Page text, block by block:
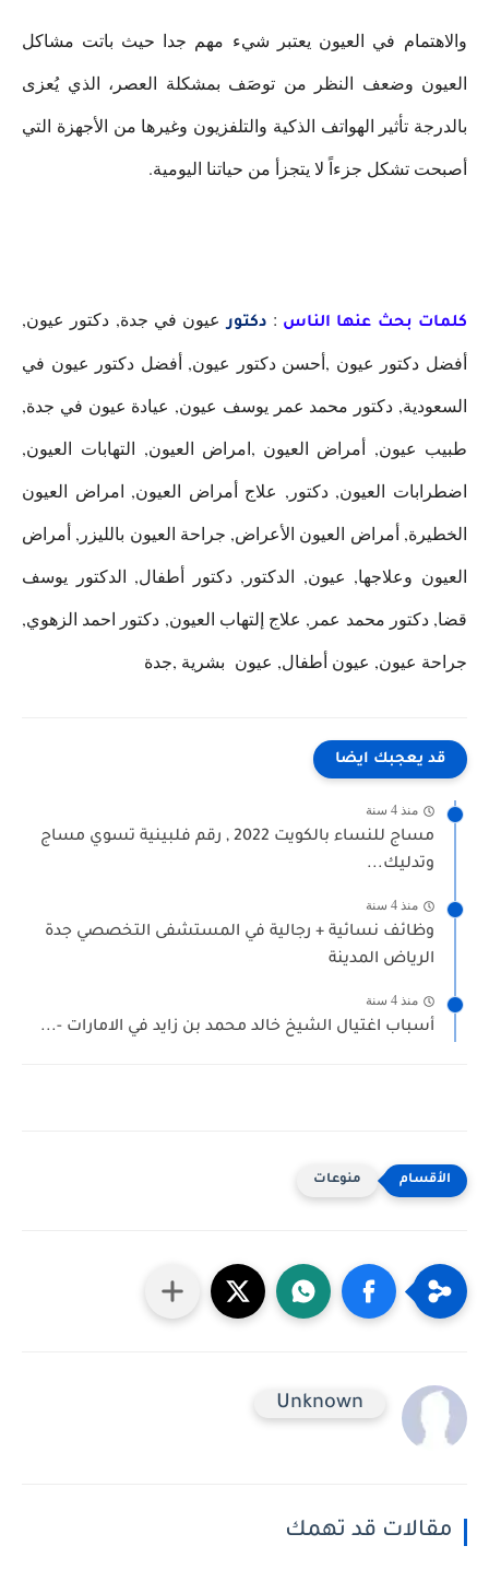
والاهتمام في العيون يعتبر شيء مهم جدا حيث باتت مشاكل
العيون وضعف النظر من توصَف بمشكلة العصر، الذي يُعزى
بالدرجة تأثير الهواتف الذكية والتلفزيون وغيرها من الأجهزة التي
أصبحت تشكل جزءاً لا يتجزأ من حياتنا اليومية.
كلمات بحث عنها الناس : دكتور عيون في جدة, دكتور عيون,
أفضل دكتور عيون ,أحسن دكتور عيون, أفضل دكتور عيون في
السعودية, دكتور محمد عمر يوسف عيون, عيادة عيون في جدة,
طبيب عيون, أمراض العيون ,امراض العيون, التهابات العيون,
اضطرابات العيون, دكتور, علاج أمراض العيون, امراض العيون
الخطيرة, أمراض العيون الأعراض, جراحة العيون بالليزر, أمراض
العيون وعلاجها, عيون, الدكتور, دكتور أطفال, الدكتور يوسف
قضا, دكتور محمد عمر, علاج إلتهاب العيون, دكتور احمد الزهوي,
جراحة عيون, عيون أطفال, عيون بشرية ,جدة
قد يعجبك ايضا
منذ 4 سنة
مساج للنساء بالكويت 2022 , رقم فلبينية تسوي مساج
وتدليك...
منذ 4 سنة
وظائف نسائية + رجالية في المستشفى التخصصي جدة
الرياض المدينة
منذ 4 سنة
أسباب اغتيال الشيخ خالد محمد بن زايد في الامارات -...
منوعات
Unknown
مقالات قد تهمك